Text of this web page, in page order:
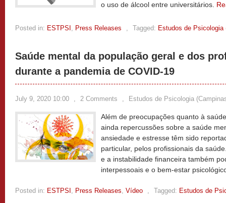
o uso de álcool entre universitários.
Posted in: ESTPSI , Press Releases , Tagged: Estudos de Psicologia
Saúde mental da população geral e dos
durante a pandemia de COVID-19
July 9, 2020 10:00 , 2 Comments , Estudos de Psicologia
Além de preocupações quanto à
ainda repercussões sobre a saúde
ansiedade e estresse têm sido
particular, pelos profissionais da
e a instabilidade financeira também
interpessoais e o bem-estar
Posted in: ESTPSI , Press Releases, Vídeo , Tagged: Estudos de